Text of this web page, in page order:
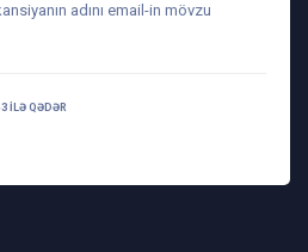
adını email-in mövzu
ILƏ QƏDƏR